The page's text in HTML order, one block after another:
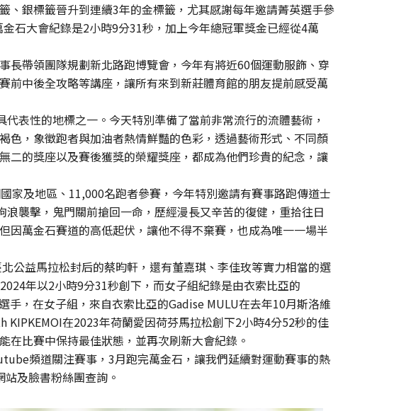
、銀標籤晉升到連續3年的金標籤，尤其感謝每年邀請菁英選手參
石大會紀錄是2小時9分31秒，加上今年總冠軍獎金已經從4萬
帶領團隊規劃新北路跑博覽會，今年有將近60個運動服飾、穿
中後全攻略等講座，讓所有來到新莊體育館的朋友提前感受萬
表性的地標之一。今天特別準備了當前非常流行的流體藝術，
色，象徵跑者與加油者熱情鮮豔的色彩，透過藝術形式、不同顏
二的獎座以及賽後獲獎的榮耀獎座，都成為他們珍貴的紀念，讓
家及地區、11,000名跑者參賽，今年特別邀請有賽事路跑傳道士
襲擊，鬼門關前搶回一命，歷經漫長又辛苦的復健，重拾往日
萬金石賽道的高低起伏，讓他不得不棄賽，也成為唯一一場半
公益馬拉松封后的蔡昀軒，還有董嘉琪、李佳玫等實力相當的選
年以2小時9分31秒創下，而女子組紀錄是由衣索比亞的
手，在女子組，來自衣索比亞的Gadise MULU在去年10月斯洛維
在2023年荷蘭愛因荷芬馬拉松創下2小時4分52秒的佳
比賽中保持最佳狀態，並再次刷新大會紀錄。
頻道關注賽事，3月跑完萬金石，讓我們延續對運動賽事的熱
及臉書粉絲團查詢。